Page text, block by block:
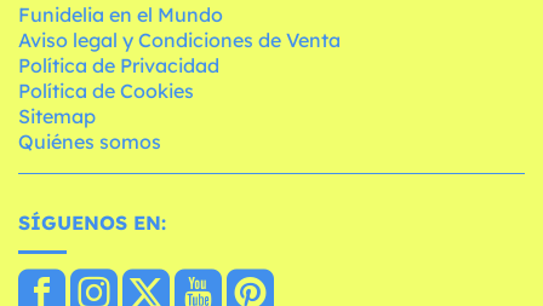
Funidelia en el Mundo
Aviso legal y Condiciones de Venta
Política de Privacidad
Política de Cookies
Sitemap
Quiénes somos
SÍGUENOS EN: